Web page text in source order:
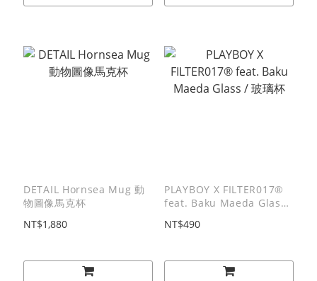
DETAIL Hornsea Mug 動
物圖像馬克杯
NT$1,880
PLAYBOY X FILTER017®
feat. Baku Maeda Glass /
NT$490